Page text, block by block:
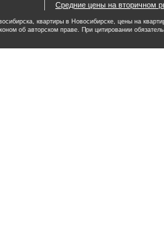
Средние цены на вторичном
квартиры в Новосибирске, цены на
об авторском праве. При цитировании